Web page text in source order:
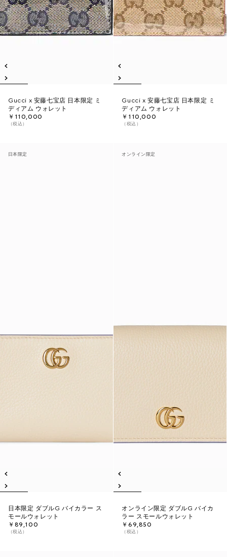
Gucci x 安藤七宝店 日本限定 ミ
ディアム ウォレット
￥110,000
（税込）
Gucci x 安藤七宝店 日本限定 ミ
ディアム ウォレット
￥110,000
（税込）
日本限定
日本限定 ダブルG バイカラー ス
モールウォレット
￥89,100
（税込）
オンライン限定
オンライン限定 ダブルG バイカ
ラー スモールウォレット
￥69,850
（税込）